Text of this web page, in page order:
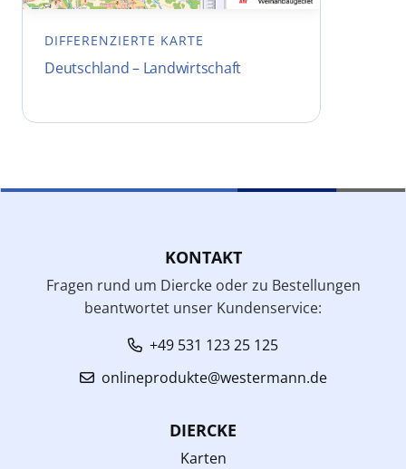
DIFFERENZIERTE KARTE
Deutschland – Landwirtschaft
KONTAKT
Fragen rund um Diercke oder zu Bestellungen
beantwortet unser Kundenservice:
+49 531 123 25 125
onlineprodukte@westermann.de
DIERCKE
Karten